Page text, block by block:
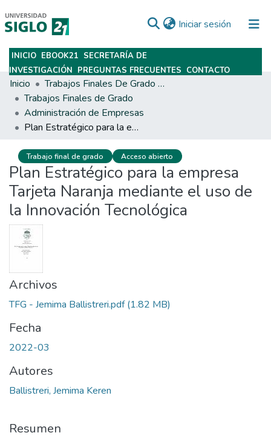
Iniciar sesión (current)
Subir
INICIO EBOOK21 SECRETARÍA DE
INVESTIGACIÓN PREGUNTAS FRECUENTES CONTACTO
Inicio
Trabajos Finales De Grado Y Posgrado
Trabajos Finales de Grado
Administración de Empresas
Plan Estratégico para la empresa Tarjeta Naranja mediante el uso de la Innovación Tecnológica
Trabajo final de grado Acceso abierto
Plan Estratégico para la empresa
Tarjeta Naranja mediante el uso de
la Innovación Tecnológica
Archivos
TFG - Jemima Ballistreri.pdf(1.82 MB)
Fecha
2022-03
Autores
Ballistreri, Jemima Keren
Resumen